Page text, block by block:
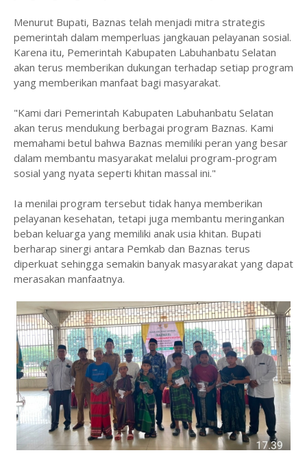
‎Menurut Bupati, Baznas telah menjadi mitra strategis
pemerintah dalam memperluas jangkauan pelayanan sosial.
Karena itu, Pemerintah Kabupaten Labuhanbatu Selatan
akan terus memberikan dukungan terhadap setiap program
yang memberikan manfaat bagi masyarakat.
‎"Kami dari Pemerintah Kabupaten Labuhanbatu Selatan
akan terus mendukung berbagai program Baznas. Kami
memahami betul bahwa Baznas memiliki peran yang besar
dalam membantu masyarakat melalui program-program
sosial yang nyata seperti khitan massal ini."
‎Ia menilai program tersebut tidak hanya memberikan
pelayanan kesehatan, tetapi juga membantu meringankan
beban keluarga yang memiliki anak usia khitan. Bupati
berharap sinergi antara Pemkab dan Baznas terus
diperkuat sehingga semakin banyak masyarakat yang dapat
merasakan manfaatnya.